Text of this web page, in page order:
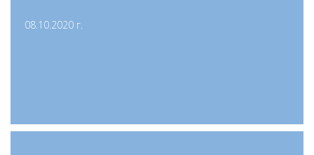
08.10.2020 г.